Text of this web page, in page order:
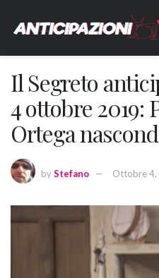
Il Segreto
4 ottobre 2019:
Ortega
byStefano Ottobre 4,